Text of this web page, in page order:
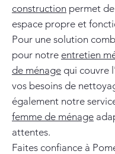
construction permet
espace propre et
Pour une solution
pour notre entretien
de ménage qui couvre
vos besoins de
également notre
femme de ménage
attentes.
Faites confiance à